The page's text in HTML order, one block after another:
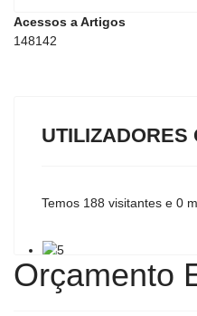
Acessos a Artigos
148142
UTILIZADORES
Temos 188 visitantes e 0
Orçamento